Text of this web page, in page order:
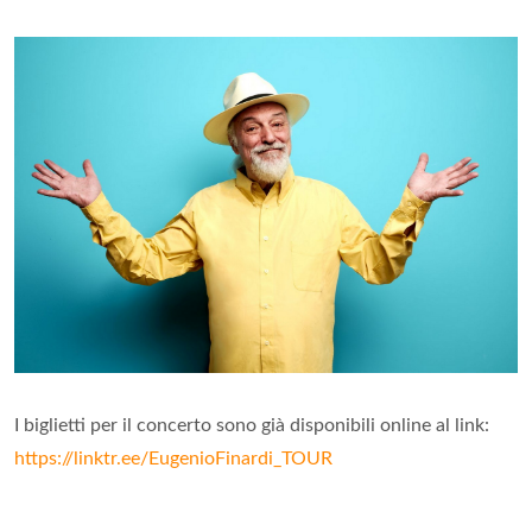
I biglietti per il concerto sono già disponibili online al link:
https://linktr.ee/EugenioFinardi_TOUR